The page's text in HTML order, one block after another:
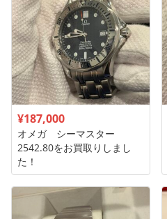
¥187,000
オメガ シーマスター
2542.80をお買取りしまし
た！